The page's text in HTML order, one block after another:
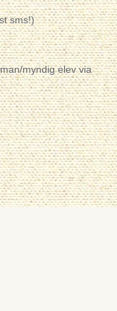
sms!)
myndig elev via